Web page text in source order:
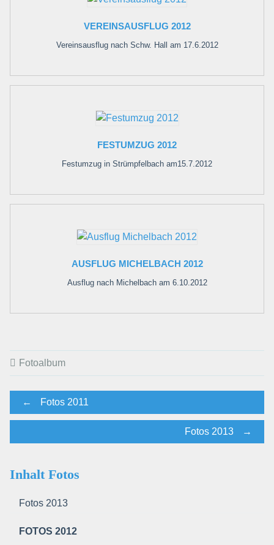
VEREINSAUSFLUG 2012
Vereinsausflug nach Schw. Hall am 17.6.2012
FESTUMZUG 2012
Festumzug in Strümpfelbach am15.7.2012
AUSFLUG MICHELBACH 2012
Ausflug nach Michelbach am 6.10.2012
Fotoalbum
Post
navigation
← Fotos 2011
Fotos 2013 →
Inhalt Fotos
Fotos 2013
FOTOS 2012